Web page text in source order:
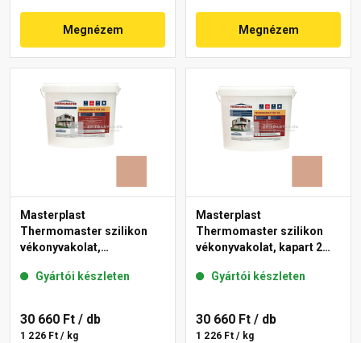
Megnézem Megnézem
Masterplast
Thermomaster szilikon
vékonyvakolat,
12-C 25 kg
Gyártói készleten
30 660 Ft / db
1 226 Ft / kg
Masterplast
Thermomaster szilikon
vékonyvakolat, kapart 2
Gyártói készleten
30 660 Ft / db
1 226 Ft / kg